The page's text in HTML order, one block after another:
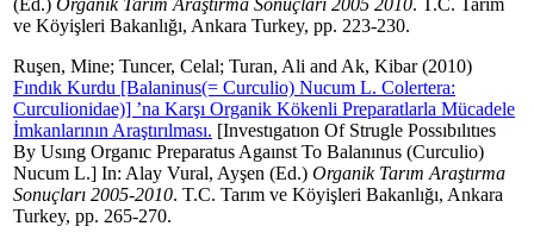
(Ed.) Organik Tarım Araştırma Sonuçları 2005 2010. T.C. Tarım
ve Köyişleri Bakanlığı, Ankara Turkey, pp. 223-230.
Ruşen, Mine; Tuncer, Celal; Turan, Ali and Ak, Kibar(2010)
Fındık Kurdu [Balaninus(= Curculio) Nucum L. Colertera:
Curculionidae)] ’na Karşı Organik Kökenli Preparatlarla Mücadele
İmkanlarının Araştırılması. [Investıgatıon Of Strugle Possıbılıtıes
By Usıng Organıc Preparatus Agaınst To Balanınus (Curculio)
Nucum L.] In: Alay Vural, Ayşen (Ed.) Organik Tarım Araştırma
Sonuçları 2005-2010. T.C. Tarım ve Köyişleri Bakanlığı, Ankara
Turkey, pp. 265-270.